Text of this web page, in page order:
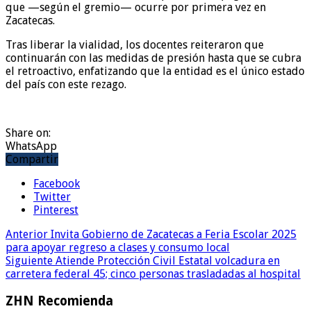
que —según el gremio— ocurre por primera vez en
Zacatecas.
Tras liberar la vialidad, los docentes reiteraron que
continuarán con las medidas de presión hasta que se cubra
el retroactivo, enfatizando que la entidad es el único estado
del país con este rezago.
Share on:
WhatsApp
Compartir
Facebook
Twitter
Pinterest
Anterior Invita Gobierno de Zacatecas a Feria Escolar 2025
para apoyar regreso a clases y consumo local
Siguiente Atiende Protección Civil Estatal volcadura en
carretera federal 45; cinco personas trasladadas al hospital
ZHN Recomienda